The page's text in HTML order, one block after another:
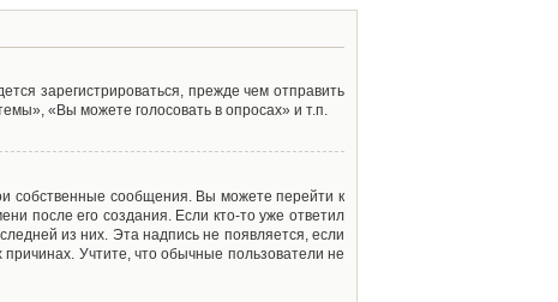
зарегистрироваться, прежде чем отправить
«Вы можете голосовать в опросах» и т.п.
собственные сообщения. Вы можете перейти к
после его создания. Если кто-то уже ответил
из них. Эта надпись не появляется, если
Учтите, что обычные пользователи не